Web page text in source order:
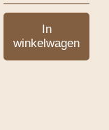
69,95.60,00.
In
winkelwagen